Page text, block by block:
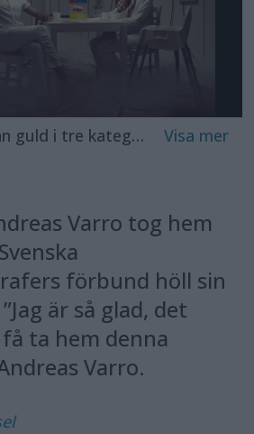
denna bild som har titeln u201dbig brotheru201d. Foto: Andreas Varro
Varro tog hem
förbund höll sin
är så glad, det
ta hem denna
Varro.